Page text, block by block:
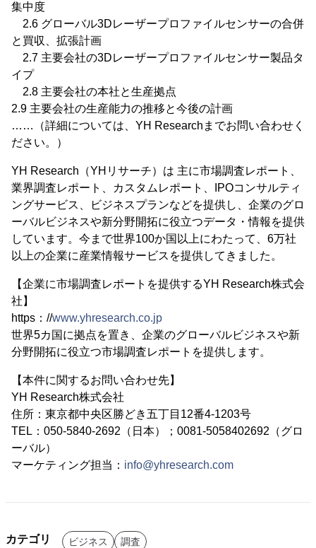
集中度
2.6 グローバル3Dレーザープロファイルセンサーの合併
と買収、拡張計画
2.7 主要会社の3Dレーザープロファイルセンサー製品タ
イプ
2.8 主要会社の本社と生産拠点
2.9 主要会社の生産能力の推移と今後の計画
……（詳細については、YH Researchまでお問い合わせく
ださい。）
YH Research（YHリサーチ）は 主に市場調査レポート、
業界調査レポート、カスタムレポート、IPOコンサルティ
ングサービス、ビジネスプランなどを提供し、企業のグロ
ーバルビジネスや新分野開拓に役立つデータ・情報を提供
しています。今まで世界100か国以上にわたって、6万社
以上の企業に産業情報サービスを提供してきました。
【企業に市場調査レポートを提供するYH Research株式会
社】
https：//www.yhresearch.co.jp
世界5カ国に拠点を置き、企業のグローバルビジネスや新
分野開拓に役立つ市場調査レポートを提供します。
【本件に関するお問い合わせ先】
YH Research株式会社
住所：東京都中央区勝どき五丁目12番4-1203号
TEL：050-5840-2692（日本）；0081-5058402692（グロ
ーバル）
マーケティング担当： info@yhresearch.com
カテゴリ ビジネス 調査